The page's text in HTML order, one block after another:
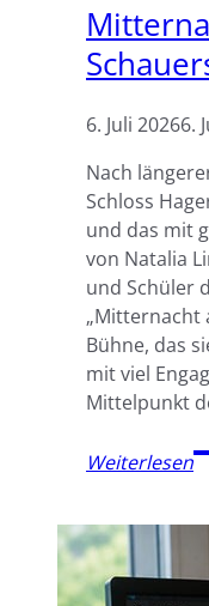
6. Juli 20266.
Nach
Schloss
und das mit
von Natalia
und Schüler
„Mitternacht
Bühne, das
mit viel
Mittelpunkt
Weiterlesen
auf